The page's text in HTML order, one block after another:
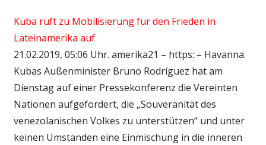
Kuba ruft zu Mobilisierung für den Frieden in
Lateinamerika auf
21.02.2019, 05:06 Uhr. amerika21 – https: – Havanna.
Kubas Außenminister Bruno Rodríguez hat am
Dienstag auf einer Pressekonferenz die Vereinten
Nationen aufgefordert, die „Souveränität des
venezolanischen Volkes zu unterstützen“ und unter
keinen Umständen eine Einmischung in die inneren